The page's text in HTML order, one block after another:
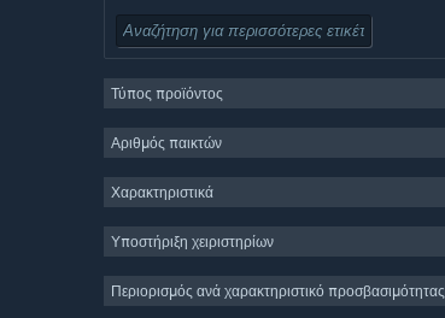
Δωρεάν για παίξιμο
Μαζικό πολλών παικτών
Indie
Χαλαρό
Προσομοίωση
Τύπος προϊόντος
Αριθμός παικτών
Χαρακτηριστικά
Υποστήριξη χειριστηρίων
Περιορισμός ανά χαρακτηριστικό προσβασιμότητας